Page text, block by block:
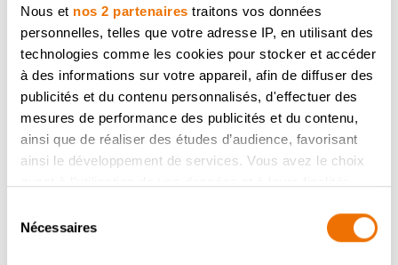
Nous et nos 2 partenaires traitons vos données
personnelles, telles que votre adresse IP, en utilisant des
technologies comme les cookies pour stocker et accéder
à des informations sur votre appareil, afin de diffuser des
publicités et du contenu personnalisés, d'effectuer des
mesures de performance des publicités et du contenu,
ainsi que de réaliser des études d’audience, favorisant
ainsi le développement de services. Vous avez le choix
tout moment en consultant la Déclaration relative aux
cookies ou en cliquant sur l'icône de confidentialité.
Nécessaires